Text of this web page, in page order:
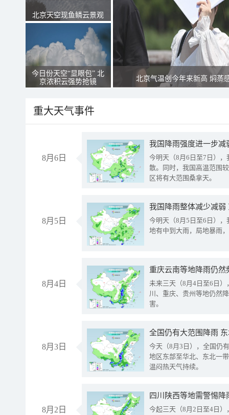
北京天空现鱼鳞云景观
今日份天空“显眼包” 北
京浓积云强势抢镜
北京气温创今年来新高 焖蒸
重大天气事件
8月6日
今明天（8月6日至7日）
散。同时，我国高温范围
区将有大范围桑拿天。
8月5日
我国降雨整体减少减弱
今明天（8月5日至6日）
地有中到大雨，局地暴雨
8月4日
重庆云南等地降雨仍然
未来三天（8月4日至6日
川、重庆、贵州等地仍然
害。
8月3日
全国仍有大范围降雨
今天（8月3日），全国仍
地区东部至华北、东北一
温闷热天气持续。
8月2日
今起三天（8月2日至4日